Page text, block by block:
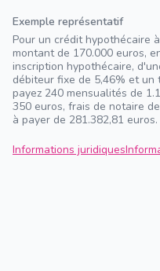
Exemple représentatif
Pour un crédit hypothécaire
montant de 170.000 euros,
inscription hypothécaire,
débiteur fixe de 5,46% et
payez 240 mensualités de
350 euros, frais de notaire
à payer de 281.382,81 euros.
Informations juridiques